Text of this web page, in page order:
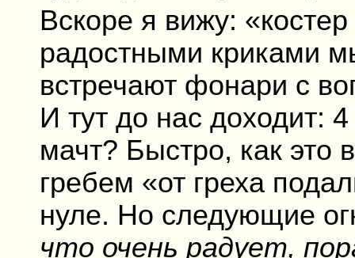
Вскоре я вижу:
радостными криками
встречают фонари с
И тут до нас доходит:
мачт? Быстро, как это
гребем «от греха
нуле. Но следующие
что очень радует,